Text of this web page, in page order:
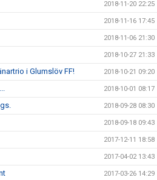
2018-11-20 22:25
2018-11-16 17:45
2018-11-06 21:30
2018-10-27 21:33
i Glumslöv FF! 2018-10-21 09:20
2018-10-01 08:17
2018-09-28 08:30
2018-09-18 09:43
2017-12-11 18:58
2017-04-02 13:43
2017-03-26 14:29